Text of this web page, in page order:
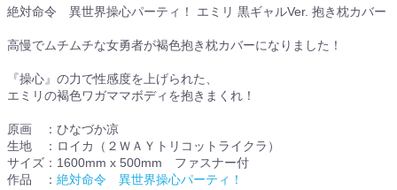
絶対命令 異世界操心パーティ！ エミリ 黒ギャルVer. 抱き枕カバー
高慢でムチムチな女勇者が褐色抱き枕カバーになりました！
『操心』の力で性感度を上げられた、
エミリの褐色ワガママボディを抱きまくれ！
原画 ：ひなづか凉
生地 ：ロイカ（２ＷＡＹトリコットライクラ）
サイズ：1600mm x 500mm ファスナー付
作品 ： 絶対命令 異世界操心パーティ！